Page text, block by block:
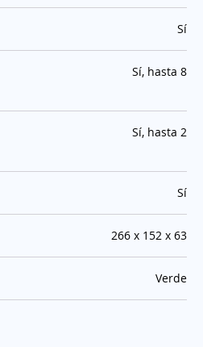
:Sí
:Sí, hasta 8
:Sí, hasta 2
:Sí
:266 x 152 x 63
:Verde